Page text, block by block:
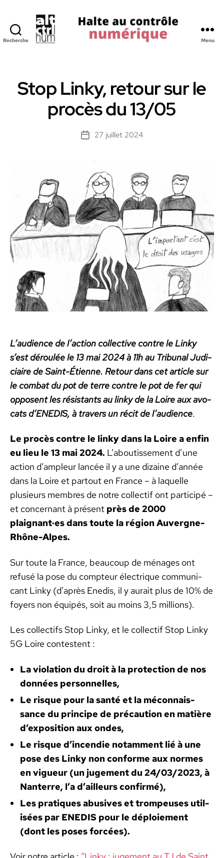
Recherche
Numerique
Menu
Stop Linky, retour sur le
procès du 13/05
Date27 juillet 2024
L’au­di­ence de l’ac­tion col­lec­tive con­tre le Linky
s’est déroulée le 13 mai 2024 à 11h au Tri­bunal Judi­
ci­aire de Saint-Éti­enne. Retour dans cet arti­cle sur
le com­bat du pot de terre con­tre le pot de fer qui
opposent les résis­tants au linky de la Loire aux avo­
cats d’ENEDIS, à tra­vers un réc­it de l’au­di­ence.
Le procès con­tre le linky dans la Loire a enfin
eu lieu le 13 mai 2024. L’aboutisse­ment d’une
action d’ampleur lancée il y a une dizaine d’an­née
dans la Loire et partout en France – à laque­lle
plusieurs mem­bres de notre col­lec­tif ont par­ticipé –
et con­cer­nant à présent près de 2000
plaignant·es dans toute la région Auvergne-
Rhône-Alpes.
Sur toute la France, beau­coup de ménages ont
refusé la pose du comp­teur élec­trique com­mu­ni­
cant Linky (d’après Enedis, il y aurait plus de 10% de
foy­ers non équipés, soit au moins 3,5 mil­lions).
Les col­lec­tifs Stop Linky, et le col­lec­tif Stop Linky
5G Loire con­tes­tent :
La vio­la­tion du droit à la pro­tec­tion de nos
don­nées per­son­nelles,
Le risque pour la san­té et la mécon­nais­
sance du principe de pré­cau­tion en matière
d’exposition aux ondes,
Le risque d’incendie notam­ment lié à une
pose des Linky non con­forme aux normes
en vigueur (un juge­ment du 24/03/2023, à
Nan­terre, l’a d’ailleurs con­fir­mé),
Les pra­tiques abu­sives et trompeuses util­
isées par ENEDIS pour le déploiement
(dont les pos­es for­cées).